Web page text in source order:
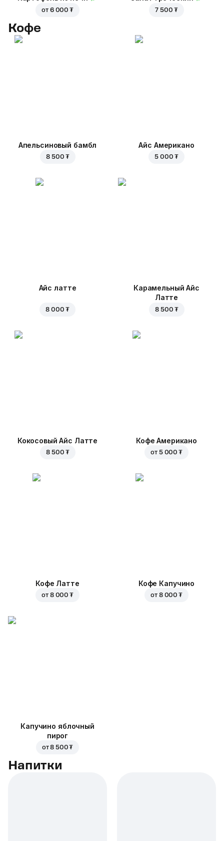
от 6 000 ₮ 7 500 ₮
Кофе
Апельсиновый бамбл
8 500 ₮
Айс Американо
5 000 ₮
Айс латте
8 000 ₮
Карамельный Айс
Латте
8 500 ₮
Кокосовый Айс Латте
8 500 ₮
Кофе Американо
от 5 000 ₮
Кофе Латте
от 8 000 ₮
Кофе Капучино
от 8 000 ₮
Капучино яблочный
пирог
от8 500 ₮
Напитки